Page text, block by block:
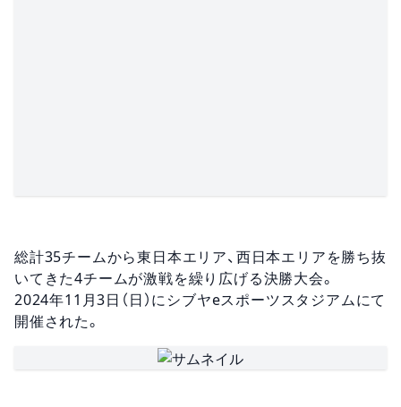
総計35チームから東日本エリア、西日本エリアを勝ち抜
いてきた4チームが激戦を繰り広げる決勝大会。
2024年11月3日（日）にシブヤeスポーツスタジアムにて
開催された。